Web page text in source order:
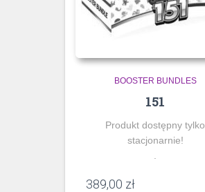
BOOSTER BUNDLES
151
Produkt dostępny tylko
stacjonarnie!
389,00 zł